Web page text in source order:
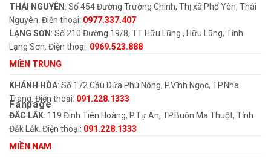
THÁI NGUYÊN : Số 454 Đường Trường Chinh, Thị xã Phổ Yên, Thái
Nguyên. Điện thoại: 0977.337.407
LẠNG SƠN : Số 210 Đường 19/8, TT Hữu Lũng , Hữu Lũng, Tỉnh
Lạng Sơn. Điện thoại: 0969.523.888
MIỀN TRUNG
KHÁNH HÒA: Số 172 Cầu Dứa Phú Nông, P.Vĩnh Ngọc, TP.Nha
Trang. Điện thoại: 091.228.1333
ĐẮC LẮK: 119 Đinh Tiên Hoàng, P.Tự An, TP.Buôn Ma Thuột, Tỉnh
Đắk Lắk. Điện thoại: 091.228.1333
MIỀN NAM
Fanpage